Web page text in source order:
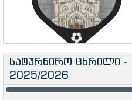
სატურნირო ცხრილი -
2025/2026